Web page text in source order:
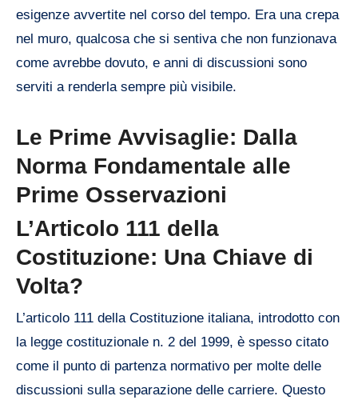
esigenze avvertite nel corso del tempo. Era una crepa
nel muro, qualcosa che si sentiva che non funzionava
come avrebbe dovuto, e anni di discussioni sono
serviti a renderla sempre più visibile.
Le Prime Avvisaglie: Dalla
Norma Fondamentale alle
Prime Osservazioni
L’Articolo 111 della
Costituzione: Una Chiave di
Volta?
L’articolo 111 della Costituzione italiana, introdotto con
la legge costituzionale n. 2 del 1999, è spesso citato
come il punto di partenza normativo per molte delle
discussioni sulla separazione delle carriere. Questo